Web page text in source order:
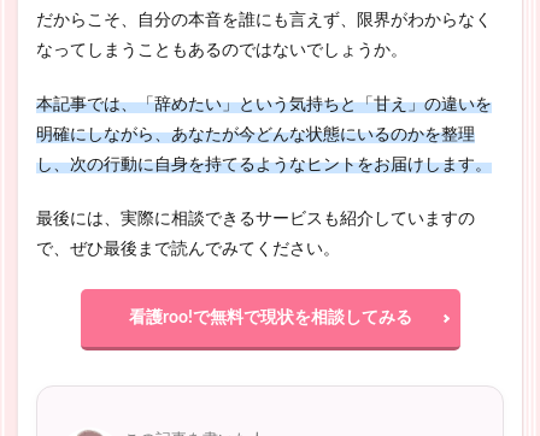
だからこそ、自分の本音を誰にも言えず、限界がわからなく
なってしまうこともあるのではないでしょうか。
本記事では、「辞めたい」という気持ちと「甘え」の違いを
明確にしながら、あなたが今どんな状態にいるのかを整理
し、次の行動に自身を持てるようなヒントをお届けします。
最後には、実際に相談できるサービスも紹介していますの
で、ぜひ最後まで読んでみてください。
看護roo!で無料で現状を相談してみる